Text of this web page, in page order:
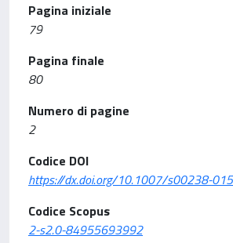
Pagina iniziale
79
Pagina finale
80
Numero di pagine
2
Codice DOI
https://dx.doi.org/10.1007/s00238-
Codice Scopus
2-s2.0-84955693992